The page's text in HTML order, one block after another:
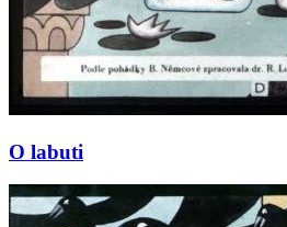
O labuti